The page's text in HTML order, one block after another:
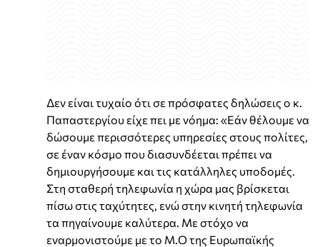
Δεν είναι τυχαίο ότι σε πρόσφατες δηλώσεις ο κ.
Παπαστεργίου είχε πει με νόημα: «Εάν θέλουμε να
δώσουμε περισσότερες υπηρεσίες στους πολίτες,
σε έναν κόσμο που διασυνδέεται πρέπει να
δημιουργήσουμε και τις κατάλληλες υποδομές.
Στη σταθερή τηλεφωνία η χώρα μας βρίσκεται
πίσω στις ταχύτητες, ενώ στην κινητή τηλεφωνία
τα πηγαίνουμε καλύτερα. Με στόχο να
εναρμονιστούμε με το Μ.Ο της Ευρωπαϊκής